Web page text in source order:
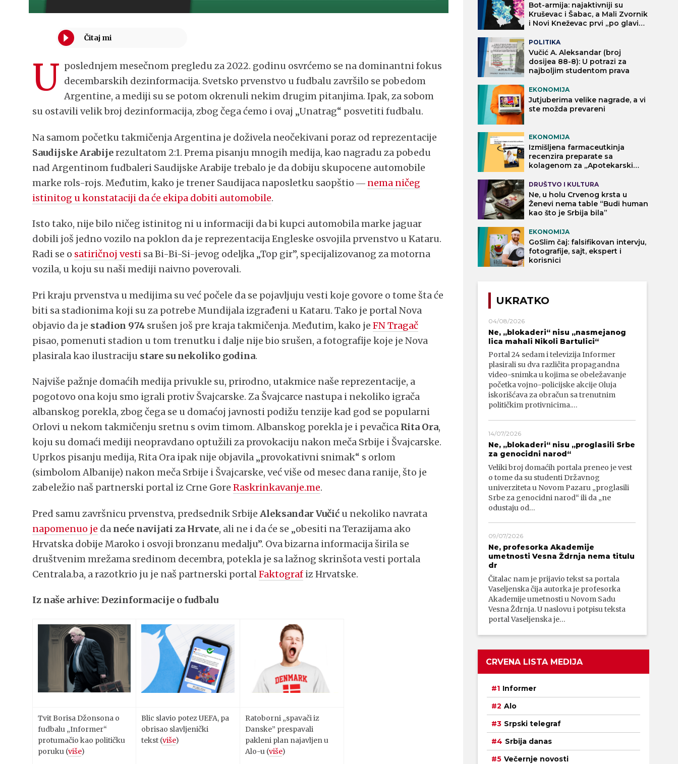
U poslednjem mesečnom pregledu za 2022. godinu osvrćemo se na dominantni fokus
decembarskih dezinformacija. Svetsko prvenstvo u fudbalu završilo se pobedom
Argentine, a mediji su se potom okrenuli nekim drugim pitanjima. Ipak, za sobom
su ostavili velik broj dezinformacija, zbog čega ćemo i ovaj „Unatrag“ posvetiti fudbalu.
Na samom početku takmičenja Argentina je doživela neočekivani poraz od reprezentacije
Saudijske Arabijerezultatom 2:1. Prema pisanju mnogih medija, kao nagradu za pobedu
nad Argentinom fudbaleri Saudijske Arabije trebalo je da dobiju skupocene automobile
marke rols-rojs. Međutim, kako je trener Saudijaca naposletku saopštio ― nema ničeg
istinitog u konstataciji da će ekipa dobiti automobile.
Isto tako, nije bilo ničeg istinitog ni u informaciji da bi kupci automobila marke jaguar
dobili još jedno vozilo na poklon da je reprezentacija Engleske osvojila prvenstvo u Kataru.
Radi se o satiričnoj vesti sa Bi-Bi-Si-jevog odeljka „Top gir”, specijalizovanog za motorna
vozila, u koju su naši mediji naivno poverovali.
Pri kraju prvenstva u medijima su već počele da se pojavljuju vesti koje govore o tome šta će
biti sa stadionima koji su za potrebe Mundijala izgrađeni u Kataru. Tako je portal Nova
objavio da je stadion 974 srušen još pre kraja takmičenja. Međutim, kako jeFN Tragač
pisao, pomenuti stadion u tom trenutku i dalje nije bio srušen, a fotografije koje je Nova
plasirala kao ilustraciju stare su nekoliko godina.
Najviše pažnje domaćih medija privukle su, prirodno, utakmice naše reprezentacije, a
pogotovo ona koju smo igrali protiv Švajcarske. Za Švajcarce nastupa i nekoliko igrača
albanskog porekla, zbog čega se u domaćoj javnosti podižu tenzije kad god se popularni
Orlovi u nekom takmičenju sretnu s ovim timom. Albanskog porekla je i pevačica Rita Ora,
koju su domaći mediji neopravdano optužili za provokaciju nakon meča Srbije i Švajcarske.
Uprkos pisanju medija, Rita Ora ipak nije objavila „provokativni snimak“ s orlom
(simbolom Albanije) nakon meča Srbije i Švajcarske, već više od mesec dana ranije, što je
zabeležio naš partnerski portal iz Crne GoreRaskrinkavanje.me.
Pred samu završnicu prvenstva, predsednik SrbijeAleksandar Vučić u nekoliko navrata
napomenuo je da neće navijati za Hrvate, ali ne i da će se „obesiti na Terazijama ako
Hrvatska dobije Maroko i osvoji bronzanu medalju”. Ova bizarna informacija širila se
društvenim mrežama sredinom decembra, potekla je sa lažnog skrinšota vesti portala
Centrala.ba, a razotkrio ju je naš partnerski portalFaktograf iz Hrvatske.
Iz naše arhive: Dezinformacije o fudbalu
Tvit Borisa Džonsona o
fudbalu „Informer“
protumačio kao političku
poruku (više)
Blic slavio potez UEFA, pa
obrisao slavljenički
tekst (više)
Ratoborni „spavači iz
Danske” prespavali
pakleni plan najavljen u
Alo-u (više)
Bot-armija: najaktivniji su
Kruševac i Šabac, a Mali Zvornik
i Novi Kneževac prvi „po glavi
POLITIKA
Vučić A. Aleksandar (broj
dosijea 88-8): U potrazi za
najboljim studentom prava
EKONOMIJA
Jutjuberima velike nagrade, a vi
ste možda prevareni
EKONOMIJA
Izmišljena farmaceutkinja
recenzira preparate sa
kolagenom za „Apotekarski
DRUŠTVO I KULTURA
Ne, u holu Crvenog krsta u
Ženevi nema table “Budi human
kao što je Srbija bila”
EKONOMIJA
GoSlim čaj: falsifikovan intervju,
fotografije, sajt, ekspert i
korisnici
UKRATKO
04/08/2026
Ne, „blokaderi“ nisu „nasmejanog
lica mahali Nikoli Bartulici“
Portal 24 sedam i televizija Informer
plasirali su dva različita propagandna
video-snimka u kojima se obeležavanje
početka vojno-policijske akcije Oluja
iskorišćava za obračun sa trenutnim
političkim protivnicima.…
14/07/2026
Ne, „blokaderi“ nisu „proglasili Srbe
za genocidni narod“
Veliki broj domaćih portala preneo je vest
o tome da su studenti Državnog
univerziteta u Novom Pazaru „proglasili
Srbe za genocidni narod“ ili da „ne
odustaju od…
09/07/2026
Ne, profesorka Akademije
umetnosti Vesna Ždrnja nema titulu
dr
Čitalac nam je prijavio tekst sa portala
Vaseljenska čija autorka je profesorka
Akademije umetnosti u Novom Sadu
Vesna Ždrnja. U naslovu i potpisu teksta
portal Vaseljenska je…
CRVENA LISTA MEDIJA
Informer
Alo
Srpski telegraf
Srbija danas
Večernje novosti